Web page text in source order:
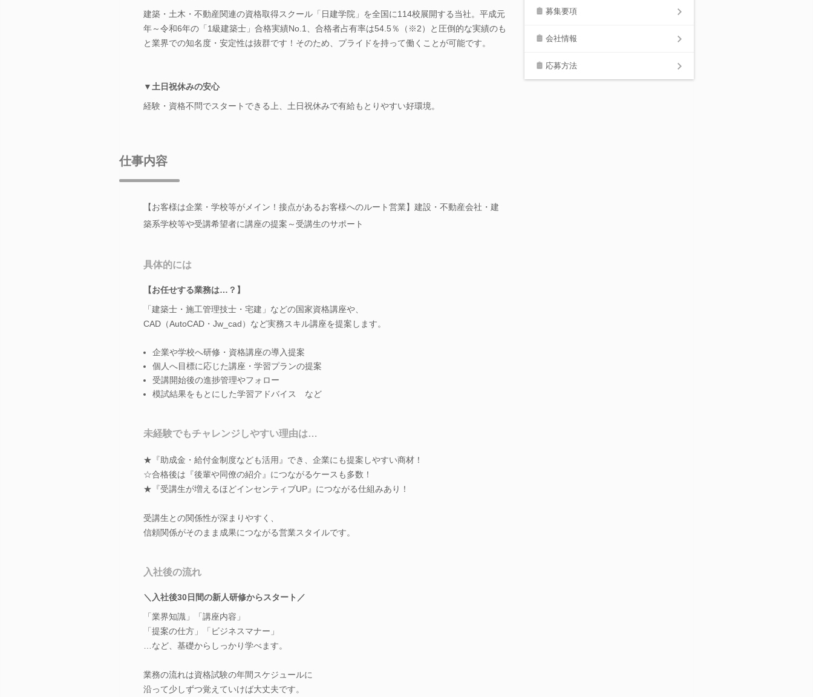
建築・土木・不動産関連の資格取得スクール「日建学院」を全国に114校展開する当社。平成元
年～令和6年の「1級建築士」合格実績No.1、合格者占有率は54.5％（※2）と圧倒的な実績のも
と業界での知名度・安定性は抜群です！そのため、プライドを持って働くことが可能です。
▼土日祝休みの安心
経験・資格不問でスタートできる上、土日祝休みで有給もとりやすい好環境。
仕事内容
【お客様は企業・学校等がメイン！接点があるお客様へのルート営業】建設・不動産会社・建
築系学校等や受講希望者に講座の提案～受講生のサポート
具体的には
【お任せする業務は…？】
「建築士・施工管理技士・宅建」などの国家資格講座や、
CAD（AutoCAD・Jw_cad）など実務スキル講座を提案します。
企業や学校へ研修・資格講座の導入提案
個人へ目標に応じた講座・学習プランの提案
受講開始後の進捗管理やフォロー
模試結果をもとにした学習アドバイス など
未経験でもチャレンジしやすい理由は…
★『助成金・給付金制度なども活用』でき、企業にも提案しやすい商材！
☆合格後は『後輩や同僚の紹介』につながるケースも多数！
★『受講生が増えるほどインセンティブUP』につながる仕組みあり！
受講生との関係性が深まりやすく、
信頼関係がそのまま成果につながる営業スタイルです。
入社後の流れ
＼入社後30日間の新人研修からスタート／
「業界知識」「講座内容」
「提案の仕方」「ビジネスマナー」
…など、基礎からしっかり学べます。
業務の流れは資格試験の年間スケジュールに
沿って少しずつ覚えていけば大丈夫です。
募集要項
会社情報
応募方法